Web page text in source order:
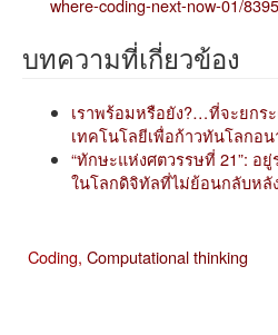
where-coding-next-now-01/
บทความที่เกี่ยวข้อง
เราพร้อมหรือยัง?…ที่จะยกร
เทคโนโลยีเพื่อก้าวทันโลกอ
“ทักษะแห่งศตวรรษที่ 21”:
ในโลกดิจิทัลที่ไม่ย้อนกลับหลัง
Coding, Computational thinking